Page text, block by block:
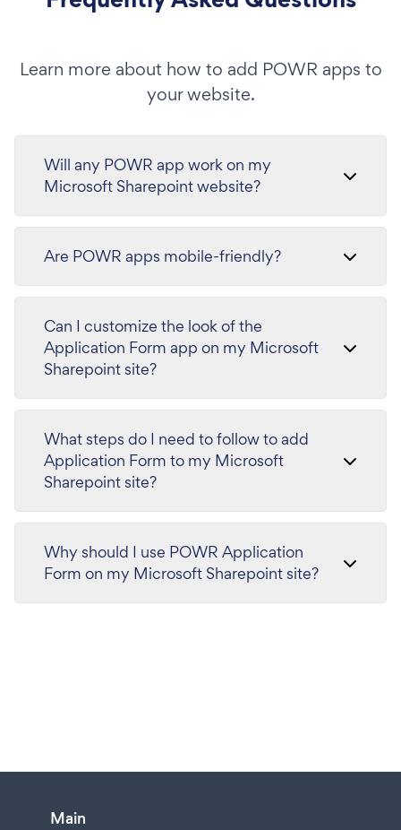
Learn more about how to add POWR apps to
your website.
Will any POWR app work on my
Microsoft Sharepoint website?
Are POWR apps mobile-friendly?
Can I customize the look of the
Application Form app on my Microsoft
Sharepoint site?
What steps do I need to follow to add
Application Form to my Microsoft
Sharepoint site?
Why should I use POWR Application
Form on my Microsoft Sharepoint site?
Main